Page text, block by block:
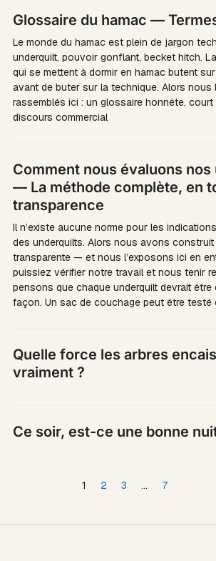
Glossaire du hamac —
Le monde du hamac est plein de jargon
underquilt, pouvoir gonflant, becket hitch.
qui se mettent à dormir en hamac butent
avant de buter sur la technique. Alors nous
rassemblés ici : un glossaire honnête,
discours commercial
Comment nous évaluons
— La méthode complète, en
transparence
Il n’existe aucune norme pour les
des underquilts. Alors nous avons construit
transparente — et nous l’exposons ici en
puissiez vérifier notre travail et nous tenir
pensons que chaque underquilt devrait
façon. Un sac de couchage peut être testé
Quelle force les arbres
vraiment ?
Ce soir, est-ce une bonne
1 2 3 … 7